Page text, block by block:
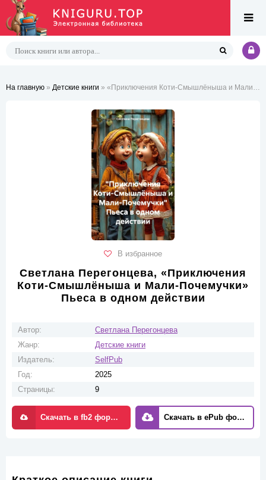
На главную » Детские книги » «Приключения Коти-Смышлёныша и Мали-Почемучки» Пьеса в одном действии
В избранное
Светлана Перегонцева, «Приключения
Коти-Смышлёныша и Мали-Почемучки»
Пьеса в одном действии
Автор:
Светлана Перегонцева
Жанр:
Детские книги
Издатель:
SelfPub
Год:
2025
Страницы:
9
Скачать в fb2 формате Скачать в ePub формате